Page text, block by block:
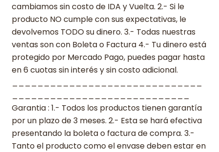
cambiamos sin costo de IDA y Vuelta. 2.- Si le
producto NO cumple con sus expectativas, le
devolvemos TODO su dinero. 3.- Todas nuestras
ventas son con Boleta o Factura 4.- Tu dinero está
protegido por Mercado Pago, puedes pagar hasta
en 6 cuotas sin interés y sin costo adicional.
Garantia : 1.- Todos los productos tienen garantía
por un plazo de 3 meses. 2.- Esta se hará efectiva
presentando la boleta o factura de compra. 3.-
Tanto el producto como el envase deben estar en